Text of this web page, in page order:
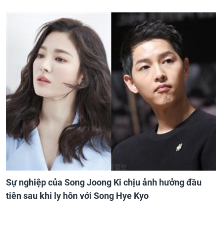
Sự nghiệp của Song Joong Ki chịu ảnh hưởng đầu
tiên sau khi ly hôn với Song Hye Kyo